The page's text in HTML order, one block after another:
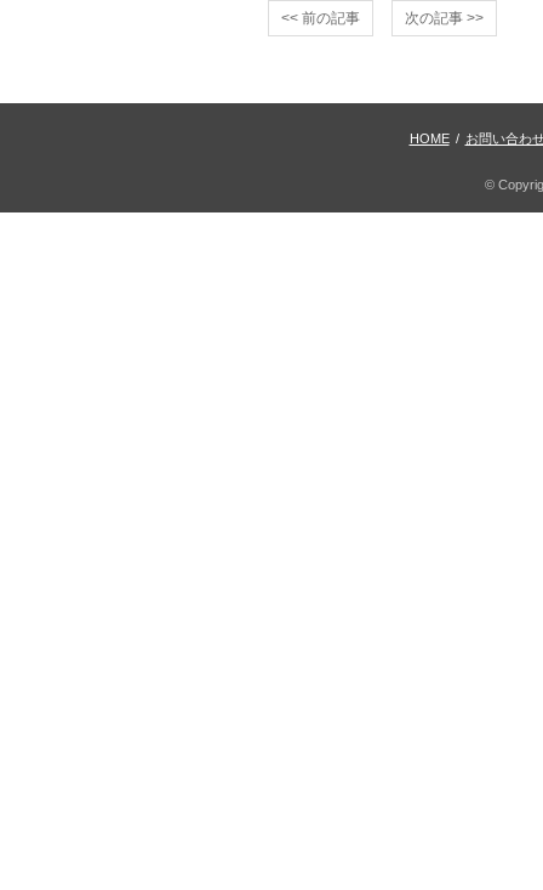
<< 前の記事 次の記事 >>
HOME / お問い合わ
©